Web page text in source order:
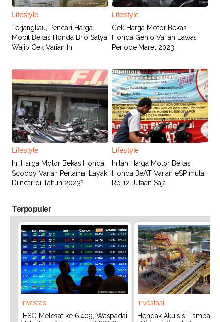
Lifestyle
Terjangkau, Pencari Harga
Mobil Bekas Honda Brio Satya
Wajib Cek Varian Ini
Lifestyle
Cek Harga Motor Bekas
Honda Genio Varian Lawas
Periode Maret 2023
Lifestyle
Ini Harga Motor Bekas Honda
Scoopy Varian Pertama, Layak
Diincar di Tahun 2023?
Lifestyle
Inilah Harga Motor Bekas
Honda BeAT Varian eSP mulai
Rp 12 Jutaan Saja
Terpopuler
Investasi
IHSG Melesat ke 6.409, Waspadai
Investasi
Hendak Akuisisi